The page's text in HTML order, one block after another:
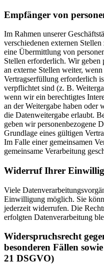
Empfänger von
Im Rahmen unserer
verschiedenen externen
eine Übermittlung von
Stellen erforderlich. Wir geben
an externe Stellen weiter,
Vertragserfüllung erforderlich
verpflichtet sind (z. B.
wenn wir ein berechtigtes
an der Weitergabe haben oder
die Datenweitergabe erlaubt.
geben wir personenbezogene
Grundlage eines gültigen
Im Falle einer gemeinsamen
gemeinsame Verarbeitung
Widerruf Ihrer
Viele
Einwilligung möglich. Sie
jederzeit widerrufen. Die
erfolgten Datenverarbeitung
Widerspruchsrecht
besonderen Fällen
21 DSGVO)